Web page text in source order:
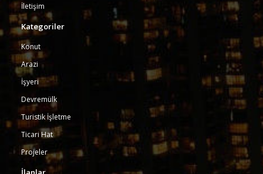
İletişim
Kategoriler
Konut
Arazi
İşyeri
Devremülk
Turistik İşletme
Ticari Hat
Projeler